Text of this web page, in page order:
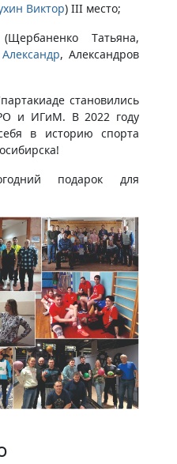
Виктор) III место;
Татьяна,
, Александров
становились
и ИГиМ. В 2022 году
в историю спорта
подарок для